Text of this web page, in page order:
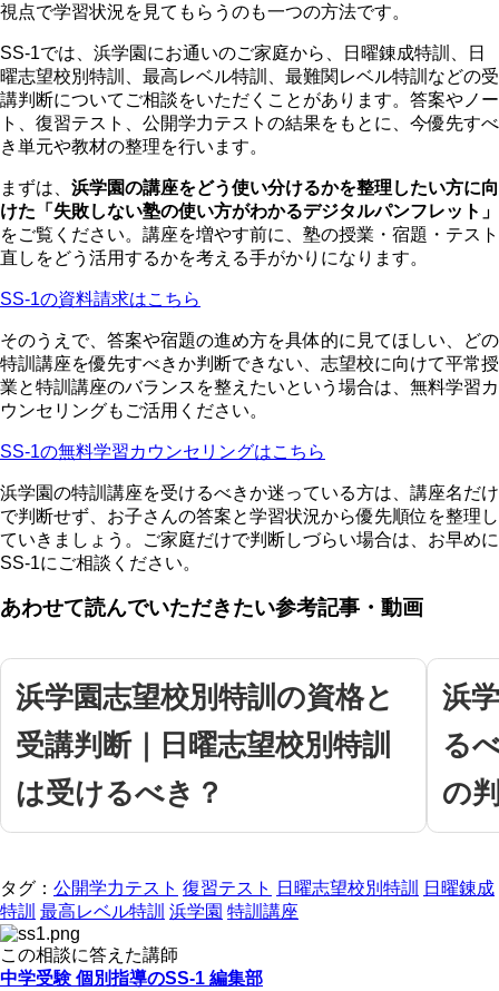
視点で学習状況を見てもらうのも一つの方法です。
SS-1では、浜学園にお通いのご家庭から、日曜錬成特訓、日
曜志望校別特訓、最高レベル特訓、最難関レベル特訓などの受
講判断についてご相談をいただくことがあります。答案やノー
ト、復習テスト、公開学力テストの結果をもとに、今優先すべ
き単元や教材の整理を行います。
まずは、 浜学園の講座をどう使い分けるかを整理したい方に向
けた「失敗しない塾の使い方がわかるデジタルパンフレット」
をご覧ください。講座を増やす前に、塾の授業・宿題・テスト
直しをどう活用するかを考える手がかりになります。
SS-1の資料請求はこちら
そのうえで、答案や宿題の進め方を具体的に見てほしい、どの
特訓講座を優先すべきか判断できない、志望校に向けて平常授
業と特訓講座のバランスを整えたいという場合は、無料学習カ
ウンセリングもご活用ください。
SS-1の無料学習カウンセリングはこちら
浜学園の特訓講座を受けるべきか迷っている方は、講座名だけ
で判断せず、お子さんの答案と学習状況から優先順位を整理し
ていきましょう。ご家庭だけで判断しづらい場合は、お早めに
SS-1にご相談ください。
あわせて読んでいただきたい参考記事・動画
浜学園志望校別特訓の資格と
受講判断｜日曜志望校別特訓
は受けるべき？
浜
る
の
タグ： 公開学力テスト 復習テスト 日曜志望校別特訓
日曜錬成
特訓
最高レベル特訓 浜学園 特訓講座
この相談に答えた講師
中学受験 個別指導のSS-1 編集部